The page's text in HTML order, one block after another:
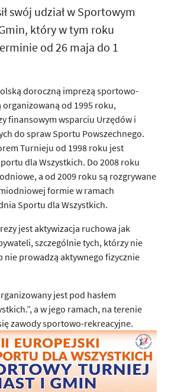
swój udział w Sportowym
który w tym roku
od 26 maja do 1
doroczną imprezą sportowo-
od 1995 roku,
finansowym wsparciu Urzędów i
do spraw Sportu Powszechnego.
Turnieju od 1998 roku jest
dla Wszystkich. Do 2008 roku
a od 2009 roku są rozgrywane
formie w ramach
Sportu dla Wszystkich.
jest aktywizacja ruchowa jak
szczególnie tych, którzy nie
prowadzą aktywnego fizycznie
jest pod hasłem
a w jego ramach, na terenie
zawody sportowo-rekreacyjne.